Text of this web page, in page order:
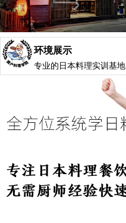
环境展示
专业的日本料理实训基地